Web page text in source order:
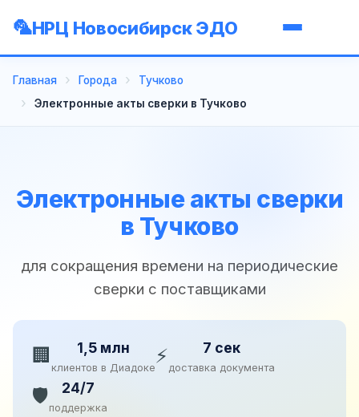
НРЦ Новосибирск ЭДО
Главная Города
Тучково
Электронные акты сверки в Тучково
Электронные акты сверки
в Тучково
для сокращения времени на периодические
сверки с поставщиками
🏢 1,5 млн
клиентов в Диадоке⚡ 7 сек
доставка документа
🛡️ 24/7
поддержка